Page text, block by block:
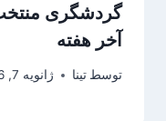
گردشگری
آخر هفته
توسط تینا ژانویه 7, 2026